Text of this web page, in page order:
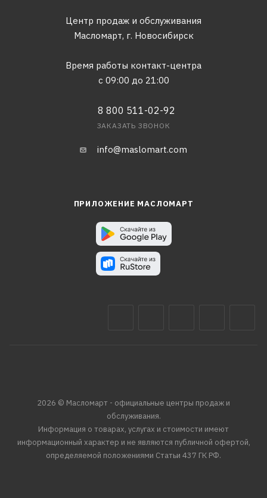
Центр продаж и обслуживания
Масломарт, г. Новосибирск
Время работы контакт-центра
с 09:00 до 21:00
8 800 511-02-92
ЗАКАЗАТЬ ЗВОНОК
info@maslomart.com
ПРИЛОЖЕНИЕ МАСЛОМАРТ
2026 © Масломарт - официальные центры продаж и
обслуживания.
Информация о товарах, услугах и стоимости имеют
информационный характер и не являются публичной офертой,
определяемой положениями Статьи 437 ГК РФ.